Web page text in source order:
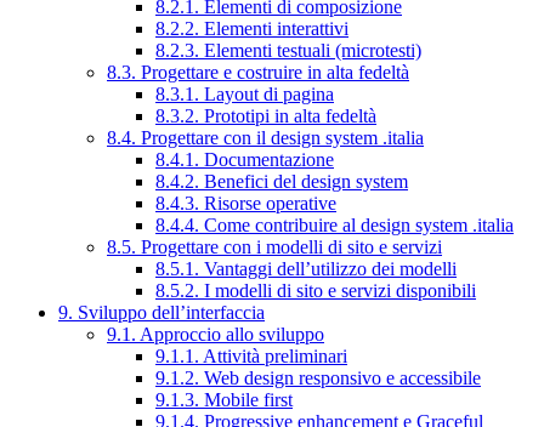
8.2.1. Elementi di composizione
8.2.2. Elementi interattivi
8.2.3. Elementi testuali (microtesti)
8.3. Progettare e costruire in alta fedeltà
8.3.1. Layout di pagina
8.3.2. Prototipi in alta fedeltà
8.4. Progettare con il design system .italia
8.4.1. Documentazione
8.4.2. Benefici del design system
8.4.3. Risorse operative
8.4.4. Come contribuire al design system .italia
8.5. Progettare con i modelli di sito e servizi
8.5.1. Vantaggi dell’utilizzo dei modelli
8.5.2. I modelli di sito e servizi disponibili
9. Sviluppo dell’interfaccia
9.1. Approccio allo sviluppo
9.1.1. Attività preliminari
9.1.2. Web design responsivo e accessibile
9.1.3. Mobile first
9.1.4. Progressive enhancement e Graceful